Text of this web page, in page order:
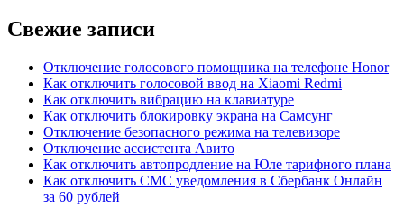
Свежие записи
Отключение голосового помощника на телефоне Honor
Как отключить голосовой ввод на Xiaomi Redmi
Как отключить вибрацию на клавиатуре
Как отключить блокировку экрана на Самсунг
Отключение безопасного режима на телевизоре
Отключение ассистента Авито
Как отключить автопродление на Юле тарифного плана
Как отключить СМС уведомления в Сбербанк Онлайн
за 60 рублей